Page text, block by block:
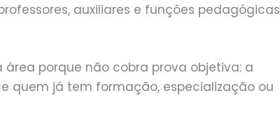
auxiliares e funções pedagógicas
porque não cobra prova objetiva: a
quem já tem formação, especialização ou